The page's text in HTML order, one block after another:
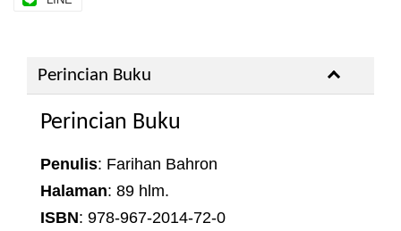
Perincian Buku
Perincian Buku
Penulis: Farihan Bahron
Halaman: 89 hlm.
ISBN: 978-967-2014-72-0